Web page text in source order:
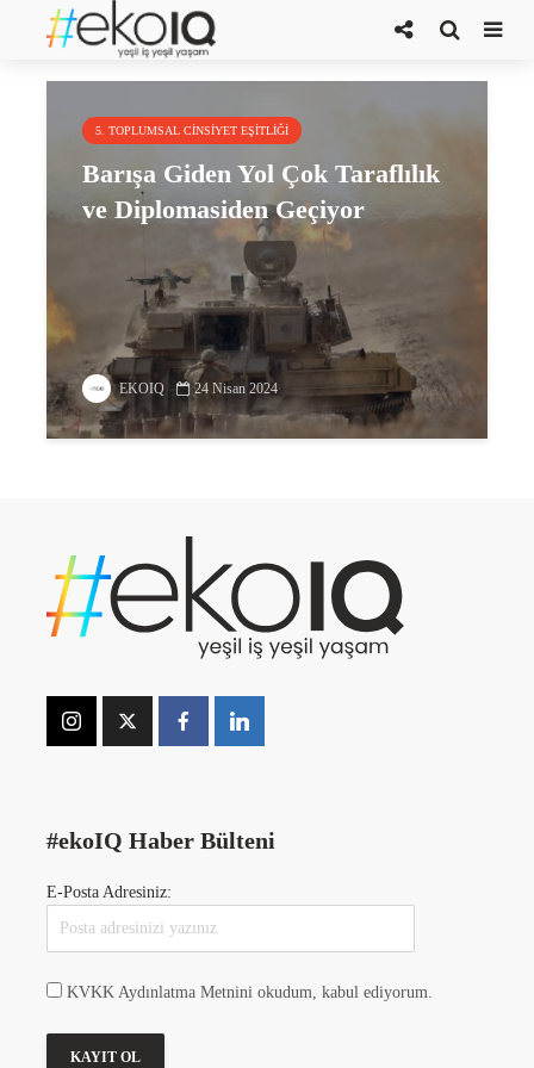
Diplomasi Günü
5. TOPLUMSAL CINSIYET EŞITLIĞI
Barışa Giden Yol Çok Taraflılık
ve Diplomasiden Geçiyor
EKOIQ 24 Nisan 2024
#ekoIQ Haber Bülteni
E-Posta Adresiniz:
KVKK Aydınlatma Metnini okudum, kabul ediyorum.